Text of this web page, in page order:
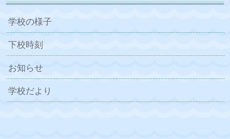
学校の様子
下校時刻
お知らせ
学校だより